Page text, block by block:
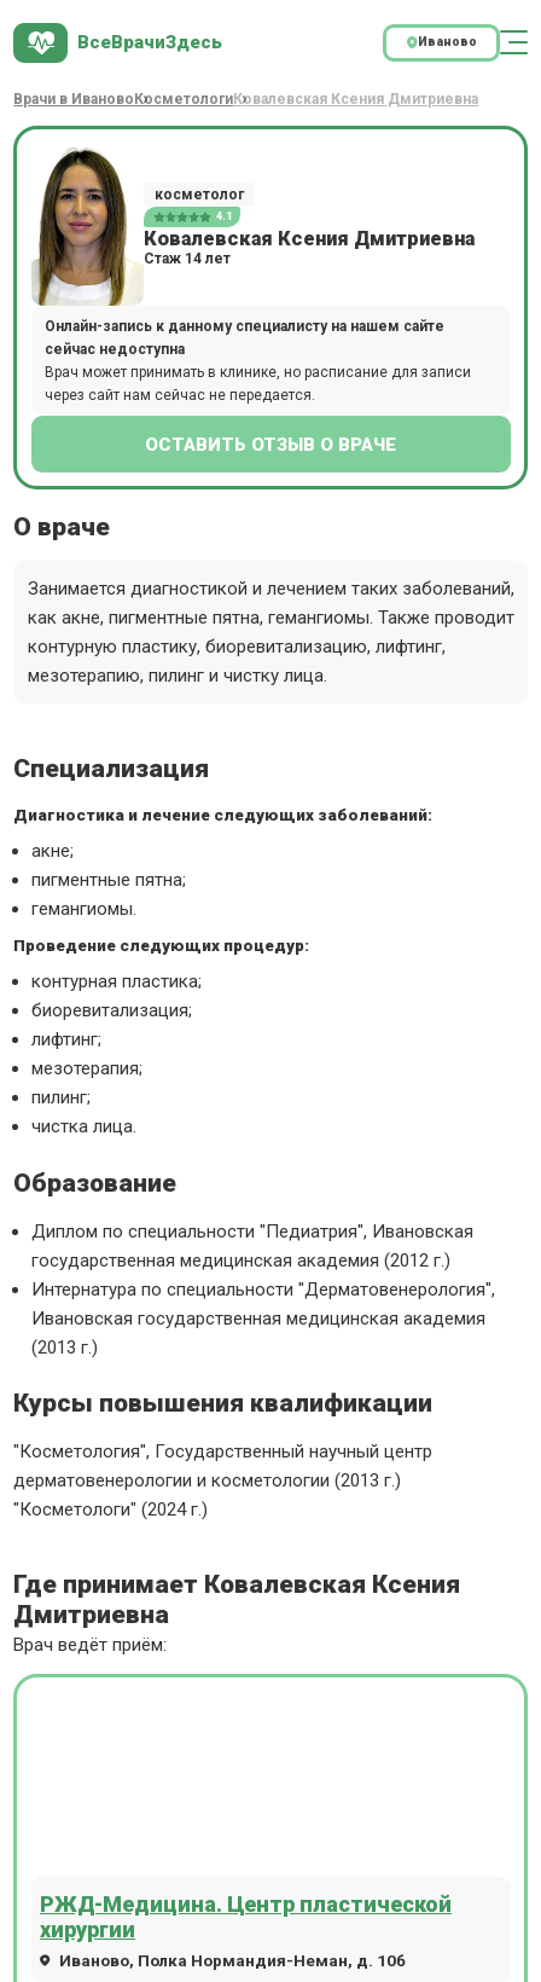
ВсеВрачиЗдесь Иваново
Врачи в Иваново Косметологи Ковалевская Ксения Дмитриевна
косметолог
4.1
Ковалевская Ксения Дмитриевна
Стаж 14 лет
Онлайн-запись к данному специалисту на нашем сайте
сейчас недоступна
Врач может принимать в клинике, но расписание для записи
через сайт нам сейчас не передается.
ОСТАВИТЬ ОТЗЫВ О ВРАЧЕ
О враче
Занимается диагностикой и лечением таких заболеваний,
как акне, пигментные пятна, гемангиомы. Также проводит
контурную пластику, биоревитализацию, лифтинг,
мезотерапию, пилинг и чистку лица.
Специализация
Диагностика и лечение следующих заболеваний:
акне;
пигментные пятна;
гемангиомы.
Проведение следующих процедур:
контурная пластика;
биоревитализация;
лифтинг;
мезотерапия;
пилинг;
чистка лица.
Образование
Диплом по специальности "Педиатрия", Ивановская
государственная медицинская академия (2012 г.)
Интернатура по специальности "Дерматовенерология",
Ивановская государственная медицинская академия
(2013 г.)
Курсы повышения квалификации
"Косметология", Государственный научный центр
дерматовенерологии и косметологии (2013 г.)
"Косметологи" (2024 г.)
Где принимает Ковалевская Ксения
Дмитриевна
Врач ведёт приём:
РЖД-Медицина. Центр пластической
хирургии
Иваново, Полка Нормандия-Неман, д. 106